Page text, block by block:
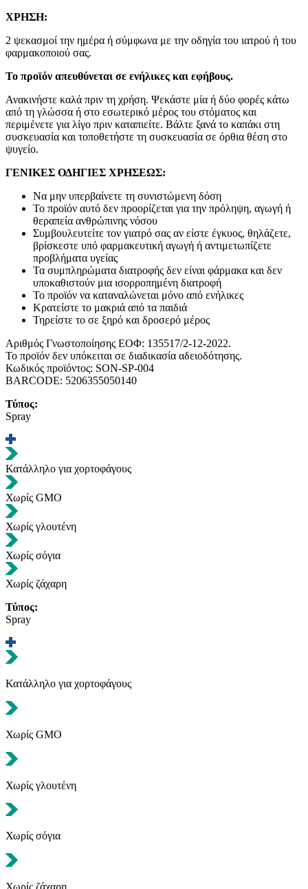
ΧΡΗΣΗ:
2 ψεκασμοί την ημέρα ή σύμφωνα με την οδηγία του ιατρού ή του
φαρμακοποιού σας.
Το προϊόν απευθύνεται σε ενήλικες και εφήβους.
Ανακινήστε καλά πριν τη χρήση. Ψεκάστε μία ή δύο φορές κάτω
από τη γλώσσα ή στο εσωτερικό μέρος του στόματος και
περιμένετε για λίγο πριν καταπιείτε. Βάλτε ξανά το καπάκι στη
συσκευασία και τοποθετήστε τη συσκευασία σε όρθια θέση στο
ψυγείο.
ΓΕΝΙΚΕΣ ΟΔΗΓΙΕΣ ΧΡΗΣΕΩΣ:
Να μην υπερβαίνετε τη συνιστώμενη δόση
Το προϊόν αυτό δεν προορίζεται για την πρόληψη, αγωγή ή
θεραπεία ανθρώπινης νόσου
Συμβουλευτείτε τον γιατρό σας αν είστε έγκυος, θηλάζετε,
βρίσκεστε υπό φαρμακευτική αγωγή ή αντιμετωπίζετε
προβλήματα υγείας
Τα συμπληρώματα διατροφής δεν είναι φάρμακα και δεν
υποκαθιστούν μια ισορροπημένη διατροφή
Το προϊόν να καταναλώνεται μόνο από ενήλικες
Κρατείστε το μακριά από τα παιδιά
Τηρείστε το σε ξηρό και δροσερό μέρος
Αριθμός Γνωστοποίησης ΕΟΦ: 135517/2-12-2022.
Το προϊόν δεν υπόκειται σε διαδικασία αδειοδότησης.
Κωδικός προϊόντος: SON-SP-004
BARCODE: 5206355050140
Τύπος:
Spray
Κατάλληλο για χορτοφάγους
Χωρίς GMO
Χωρίς γλουτένη
Χωρίς σόγια
Χωρίς ζάχαρη
Τύπος:
Spray
Κατάλληλο για χορτοφάγους
Χωρίς GMO
Χωρίς γλουτένη
Χωρίς σόγια
Χωρίς ζάχαρη